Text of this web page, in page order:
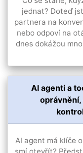
jednat? Doteď
partnera na
nebo odpoví na
dnes dokážou
AI agenti a
AI agent má klíče